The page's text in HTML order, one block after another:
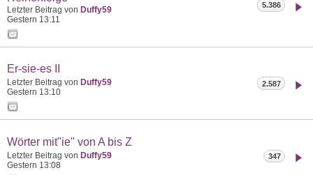
Letzter Beitrag von Duffy59
Gestern 13:11
5.386
Er-sie-es II
Letzter Beitrag von Duffy59
Gestern 13:10
2.587
Wörter mit"ie" von A bis Z
Letzter Beitrag von Duffy59
Gestern 13:08
347